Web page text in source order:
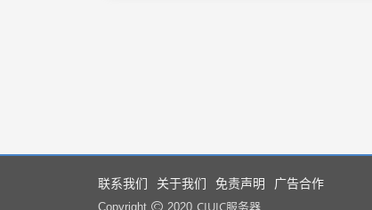
联系我们 关于我们 免责声明 广告合作
Copyright 2020